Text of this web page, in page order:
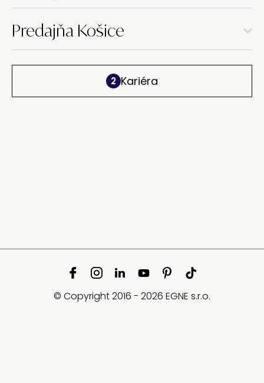
Predajňa Košice
2 Kariéra
© Copyright 2016 - 2026 EGNE s.r.o.